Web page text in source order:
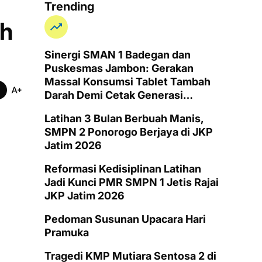
Trending
Sinergi SMAN 1 Badegan dan
Puskesmas Jambon: Gerakan
Massal Konsumsi Tablet Tambah
Darah Demi Cetak Generasi
Anemia
Latihan 3 Bulan Berbuah Manis,
SMPN 2 Ponorogo Berjaya di JKP
Jatim 2026
Reformasi Kedisiplinan Latihan
Jadi Kunci PMR SMPN 1 Jetis Rajai
JKP Jatim 2026
Pedoman Susunan Upacara Hari
Pramuka
Tragedi KMP Mutiara Sentosa 2 di